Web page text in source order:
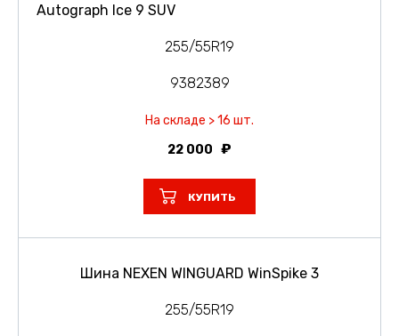
Autograph Ice 9 SUV
255/55R19
9382389
На складе > 16 шт.
22 000
КУПИТЬ
Шина NEXEN WINGUARD WinSpike 3
255/55R19